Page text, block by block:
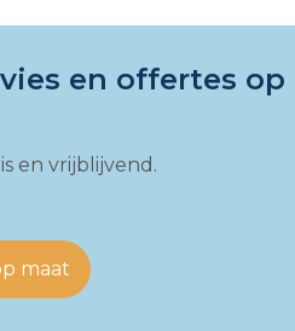
en offertes op
en vrijblijvend.
maat